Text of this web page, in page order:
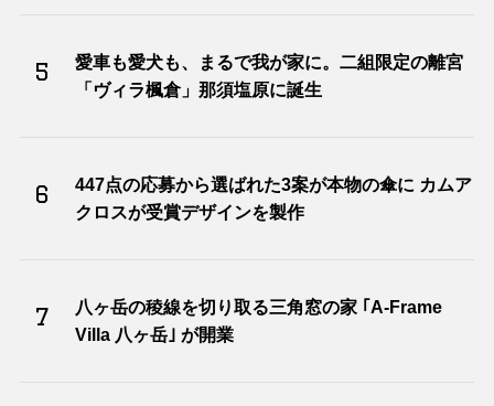
5
愛車も愛犬も、まるで我が家に。二組限定の離宮
「ヴィラ楓倉」那須塩原に誕生
6
447点の応募から選ばれた3案が本物の傘に カムア
クロスが受賞デザインを製作
7
八ヶ岳の稜線を切り取る三角窓の家 ｢A-Frame
Villa 八ヶ岳｣ が開業